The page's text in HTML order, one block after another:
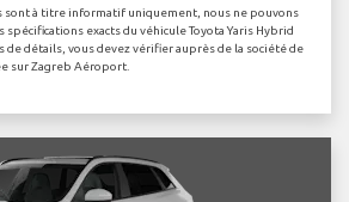
sont à titre informatif uniquement, nous ne pouvons
exacts du véhicule Toyota Yaris Hybrid
de détails, vous devez vérifier auprès de la société de
sur Zagreb Aéroport.